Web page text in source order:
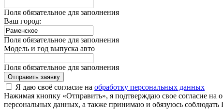
Поля обязательное для заполнения
Ваш город:
Поля обязательное для заполнения
Модель и год выпуска авто
Поля обязательное для заполнения
Отправить заявку
Я даю своё согласие на обработку персональных данных
Нажимая кнопку «Отправить», я подтверждаю свое согласие
персональных данных, а также принимаю и обязуюсь соблюдать